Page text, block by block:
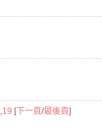
19 [下一頁/最後頁]